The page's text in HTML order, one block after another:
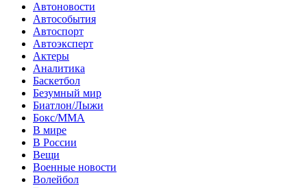
Автоновости
Автособытия
Автоспорт
Автоэксперт
Актеры
Аналитика
Баскетбол
Безумный мир
Биатлон/Лыжи
Бокс/MMA
В мире
В России
Вещи
Военные новости
Волейбол